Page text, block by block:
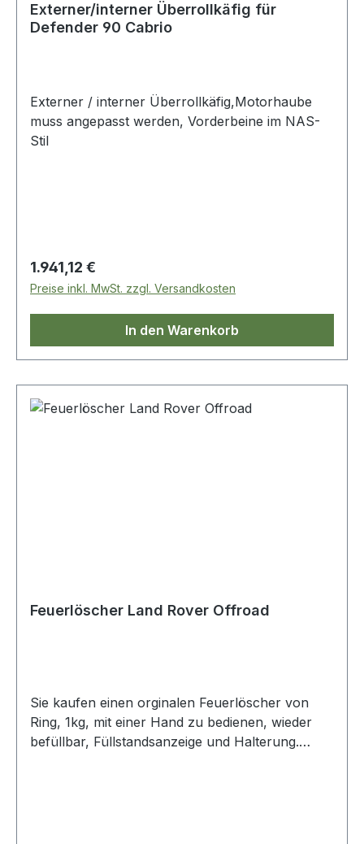
Externer/interner Überrollkäfig für
Defender 90 Cabrio
Externer / interner Überrollkäfig,Motorhaube
muss angepasst werden, Vorderbeine im NAS-
Stil
Regulärer Preis:
1.941,12 €
Preise inkl. MwSt. zzgl. Versandkosten
In den Warenkorb
Feuerlöscher Land Rover Offroad
Sie kaufen einen orginalen Feuerlöscher von
Ring, 1kg, mit einer Hand zu bedienen, wieder
befüllbar, Füllstandsanzeige und Halterung.